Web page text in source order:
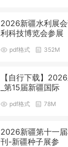
2026新疆水利展
利科技博览会参展
pdf格式 352M
【自行下载】
_第15届新疆国际
pdf格式 78M
2026新疆第十一
刊-新疆种子展参